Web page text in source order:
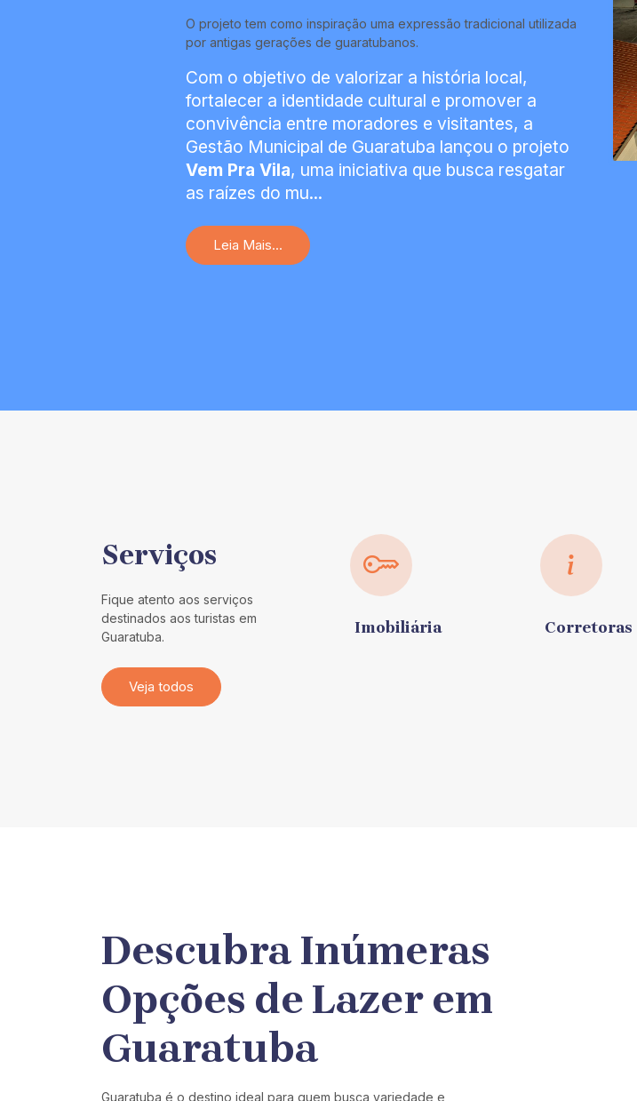
O projeto tem como inspiração uma expressão tradicional utilizada
por antigas gerações de guaratubanos.
Com o objetivo de valorizar a história local,
fortalecer a identidade cultural e promover a
convivência entre moradores e visitantes, a
Gestão Municipal de Guaratuba lançou o projeto
Vem Pra Vila, uma iniciativa que busca resgatar
as raízes do mu...
Leia Mais...
Serviços
Fique atento aos serviços
destinados aos turistas em
Guaratuba.
Veja todos
Imobiliária Corretoras
Descubra Inúmeras
Opções de Lazer em
Guaratuba
Guaratuba é o destino ideal para quem busca variedade e